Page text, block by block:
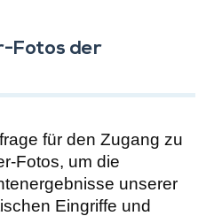
Fotos der
für den Zugang zu
Fotos, um die
unserer
Eingriffe und